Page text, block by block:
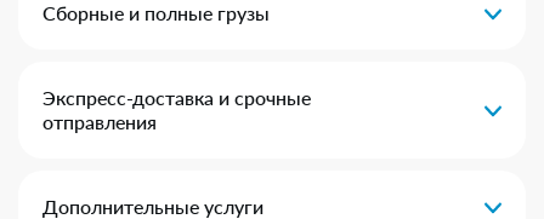
Сборные и полные грузы
Экспресс-доставка и срочные
отправления
Дополнительные услуги